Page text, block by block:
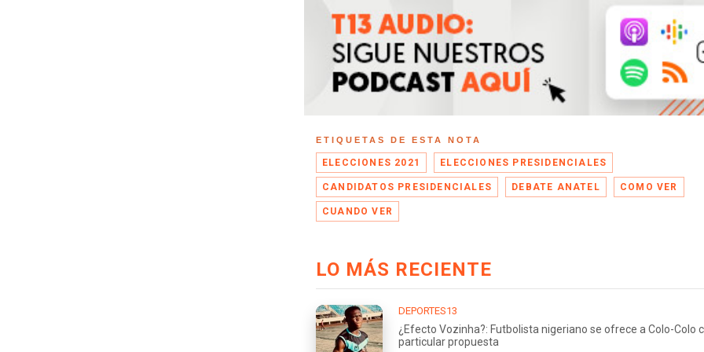
ETIQUETAS DE ESTA NOTA
ELECCIONES 2021 ELECCIONES PRESIDENCIALES
CANDIDATOS PRESIDENCIALES DEBATE ANATEL COMO VER
CUANDO VER
LO MÁS RECIENTE
DEPORTES13
¿Efecto Vozinha?: Futbolista nigeriano se ofrece a Colo-Colo
particular propuesta